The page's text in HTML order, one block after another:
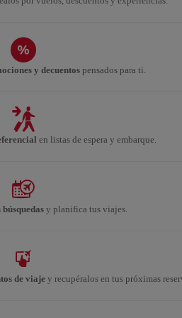
y decuentospensados para ti.
en listas de espera y embarque.
y planifica tus viajes.
de viaje y recupéralos en tus próximas